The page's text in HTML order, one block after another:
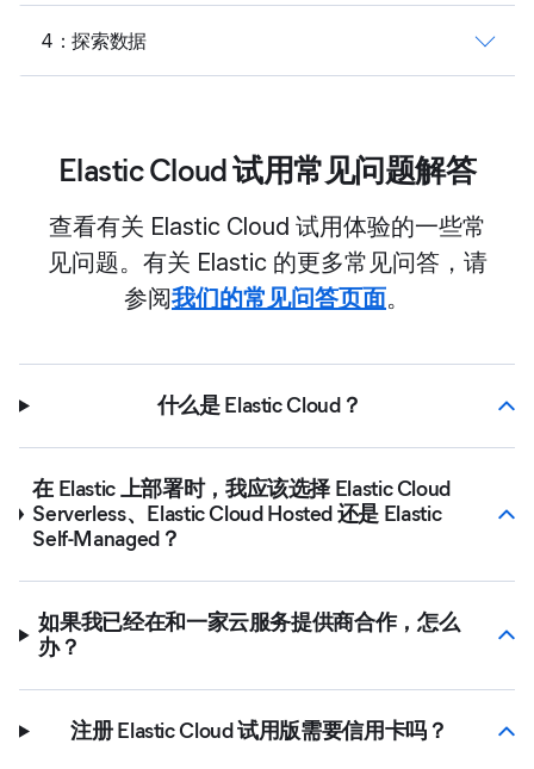
4：探索数据
Elastic Cloud 试用常见问题解答
查看有关 Elastic Cloud 试用体验的一些常
见问题。有关 Elastic 的更多常见问答，请
参阅我们的常见问答页面。
什么是 Elastic Cloud？
在 Elastic 上部署时，我应该选择 Elastic Cloud
Serverless、Elastic Cloud Hosted 还是 Elastic
Self-Managed？
如果我已经在和一家云服务提供商合作，怎么
办？
注册 Elastic Cloud 试用版需要信用卡吗？